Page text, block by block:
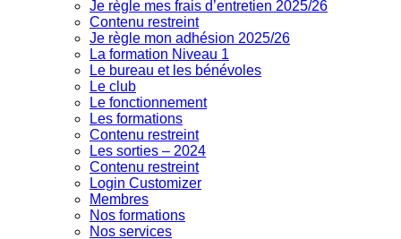
Je règle mes frais d’entretien 2025/26
Contenu restreint
Je règle mon adhésion 2025/26
La formation Niveau 1
Le bureau et les bénévoles
Le club
Le fonctionnement
Les formations
Contenu restreint
Les sorties – 2024
Contenu restreint
Login Customizer
Membres
Nos formations
Nos services